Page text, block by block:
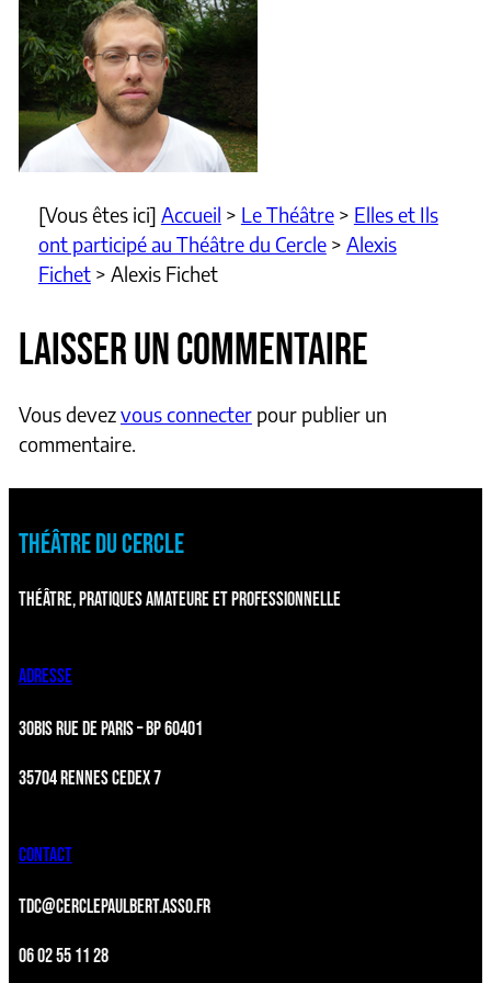
[Vous êtes ici] Accueil > Le Théâtre> Elles et Ils
ont participé au Théâtre du Cercle> Alexis
Fichet> Alexis Fichet
LAISSER UN COMMENTAIRE
Vous devezvous connecterpour publier un
commentaire.
THÉÂTRE DU CERCLE
THÉÂTRE, PRATIQUES AMATEURE ET PROFESSIONNELLE
ADRESSE
30BIS RUE DE PARIS – BP 60401
35704 RENNES CEDEX 7
CONTACT
TDC@CERCLEPAULBERT.ASSO.FR
06 02 55 11 28